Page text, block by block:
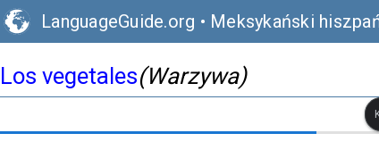
LanguageGuide.org • Meksykański
Los vegetales(Warzywa)